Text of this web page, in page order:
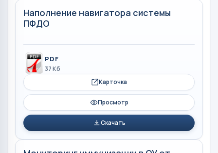
Наполнение навигатора системы
ПФДО
PDF
37 Кб
Карточка
Просмотр
Скачать